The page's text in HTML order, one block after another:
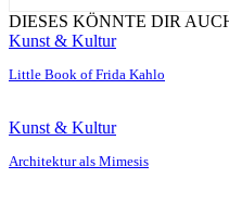
DIESES KÖNNTE DIR
Kunst & Kultur
Little Book of Frida Kahlo
Kunst & Kultur
Architektur als Mimesis